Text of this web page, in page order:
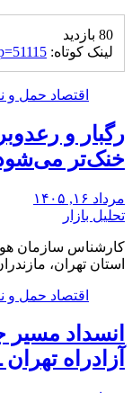
80 بازدید
لینک کوتاه:
اقتصاد حمل و
رگبار و
خنک‌تر
مرداد ۱۶, ۱۴۰۵
تحلیل بازار
کارشناس سازمان
استان تهران،
اقتصاد حمل و
انسداد
آزادراه